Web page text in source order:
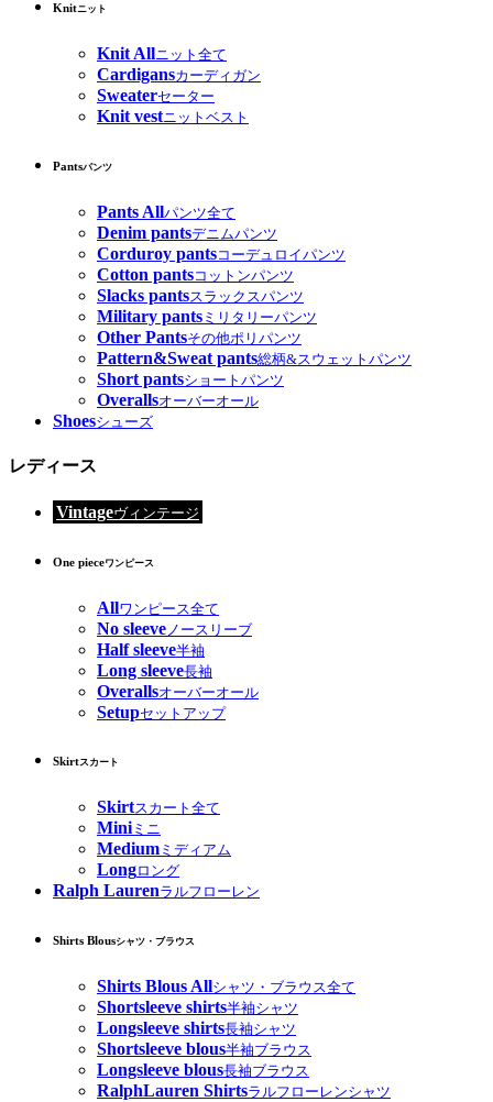
Knitニット
Knit Allニット全て
Cardigansカーディガン
Sweaterセーター
Knit vestニットベスト
Pantsパンツ
Pants Allパンツ全て
Denim pantsデニムパンツ
Corduroy pantsコーデュロイパンツ
Cotton pantsコットンパンツ
Slacks pantsスラックスパンツ
Military pants ミリタリーパンツ
Other Pantsその他ポリパンツ
Pattern&Sweat pants総柄&スウェットパンツ
Short pantsショートパンツ
Overallsオーバーオール
Shoesシューズ
レディース
Vintageヴィンテージ
One pieceワンピース
Allワンピース全て
No sleeve ノースリーブ
Half sleeve半袖
Long sleeve長袖
Overallsオーバーオール
Setupセットアップ
Skirtスカート
Skirtスカート全て
Miniミニ
Medium ミディアム
Longロング
Ralph Laurenラルフローレン
Shirts Blousシャツ・ブラウス
Shirts Blous Allシャツ・ブラウス全て
Shortsleeve shirts半袖シャツ
Longsleeve shirts長袖シャツ
Shortsleeve blous半袖ブラウス
Longsleeve blous長袖ブラウス
RalphLauren Shirtsラルフローレンシャツ